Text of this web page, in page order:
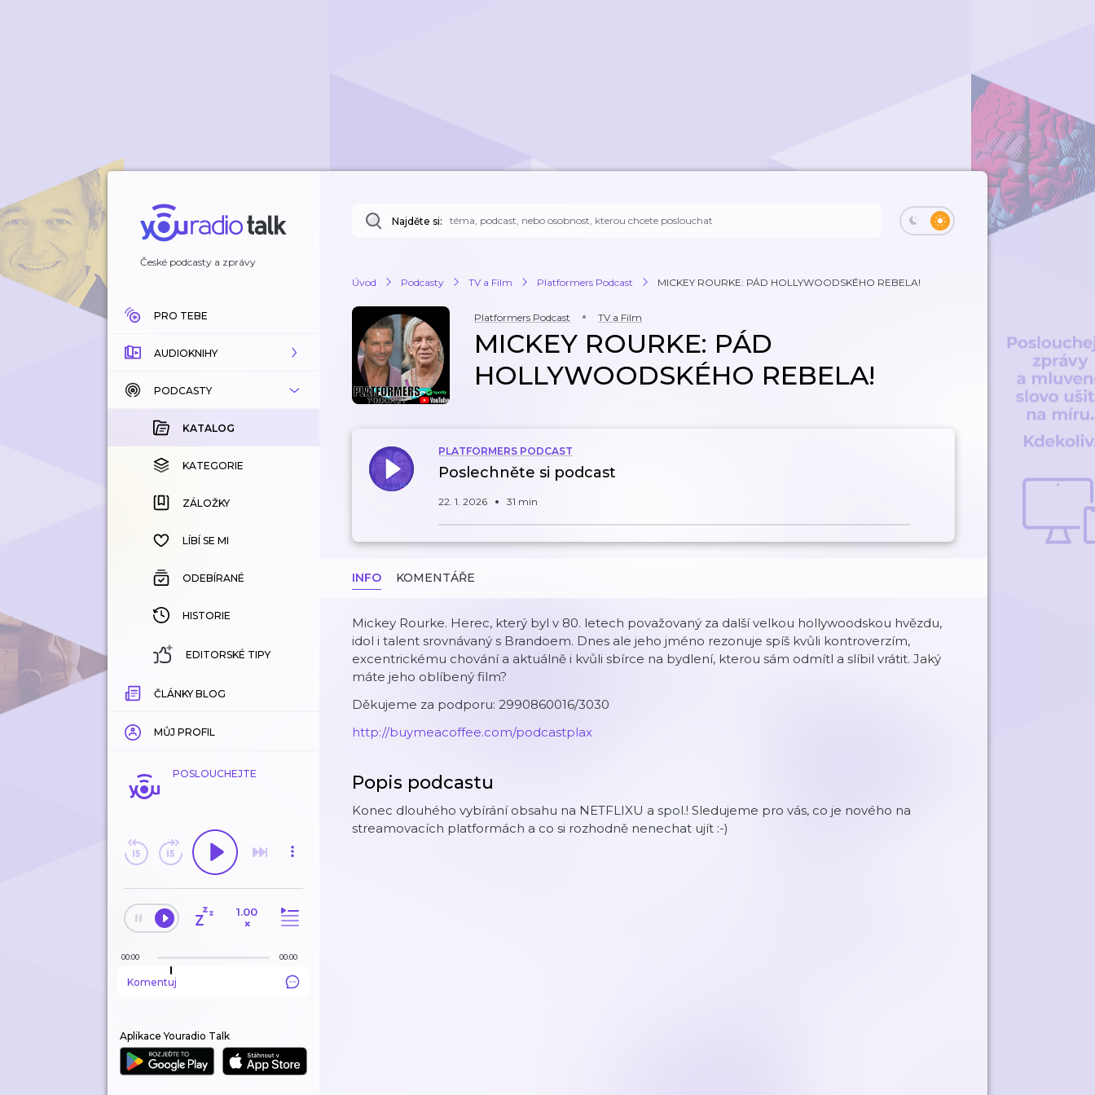
České podcasty a zprávy
PRO TEBE
AUDIOKNIHY
KATALOG
KOUPENÉ
KATEGORIE
ZÁLOŽKY
HISTORIE
PODCASTY
KATALOG
KATEGORIE
ZÁLOŽKY
LÍBÍ SE MI
ODEBÍRANÉ
HISTORIE
EDITORSKÉ TIPY
ČLÁNKY BLOG
MŮJ PROFIL
POSLOUCHEJTE
1.00
×
00:00 00:00
Komentuj
Aplikace Youradio Talk
Najděte si:
Úvod Podcasty TV a Film Platformers Podcast MICKEY ROURKE: PÁD HOLLYWOODSKÉHO REBELA!
Platformers Podcast TV a Film
MICKEY ROURKE: PÁD
HOLLYWOODSKÉHO REBELA!
PLATFORMERS PODCAST
Poslechněte si podcast
22. 1. 2026 31 min
INFO KOMENTÁŘE
Mickey Rourke. Herec, který byl v 80. letech považovaný za další velkou hollywoodskou hvězdu,
idol i talent srovnávaný s Brandoem. Dnes ale jeho jméno rezonuje spíš kvůli kontroverzím,
excentrickému chování a aktuálně i kvůli sbírce na bydlení, kterou sám odmítl a slíbil vrátit. Jaký
máte jeho oblíbený film?
Děkujeme za podporu: 2990860016/3030
http://buymeacoffee.com/podcastplax
Popis podcastu
Konec dlouhého vybírání obsahu na NETFLIXU a spol.! Sledujeme pro vás, co je nového na
streamovacích platformách a co si rozhodně nenechat ujít :-)